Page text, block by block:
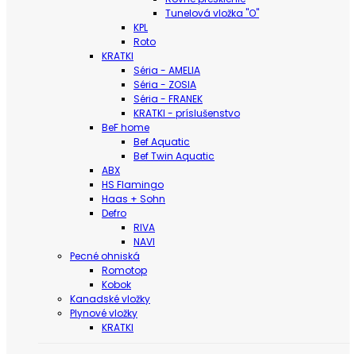
Tunelová vložka "O"
KPL
Roto
KRATKI
Séria - AMELIA
Séria - ZOSIA
Séria - FRANEK
KRATKI - príslušenstvo
BeF home
Bef Aquatic
Bef Twin Aquatic
ABX
HS Flamingo
Haas + Sohn
Defro
RIVA
NAVI
Pecné ohniská
Romotop
Kobok
Kanadské vložky
Plynové vložky
KRATKI